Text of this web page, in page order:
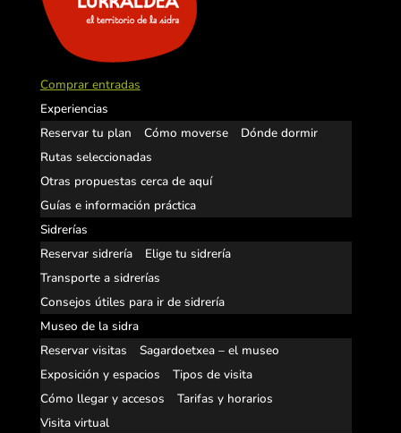
Comprar entradas
Experiencias
Reservar tu plan
Cómo moverse
Dónde dormir
Rutas seleccionadas
Otras propuestas cerca de aquí
Guías e información práctica
Sidrerías
Reservar sidrería
Elige tu sidrería
Transporte a sidrerías
Consejos útiles para ir de sidrería
Museo de la sidra
Reservar visitas
Sagardoetxea – el museo
Exposición y espacios
Tipos de visita
Cómo llegar y accesos
Tarifas y horarios
Visita virtual